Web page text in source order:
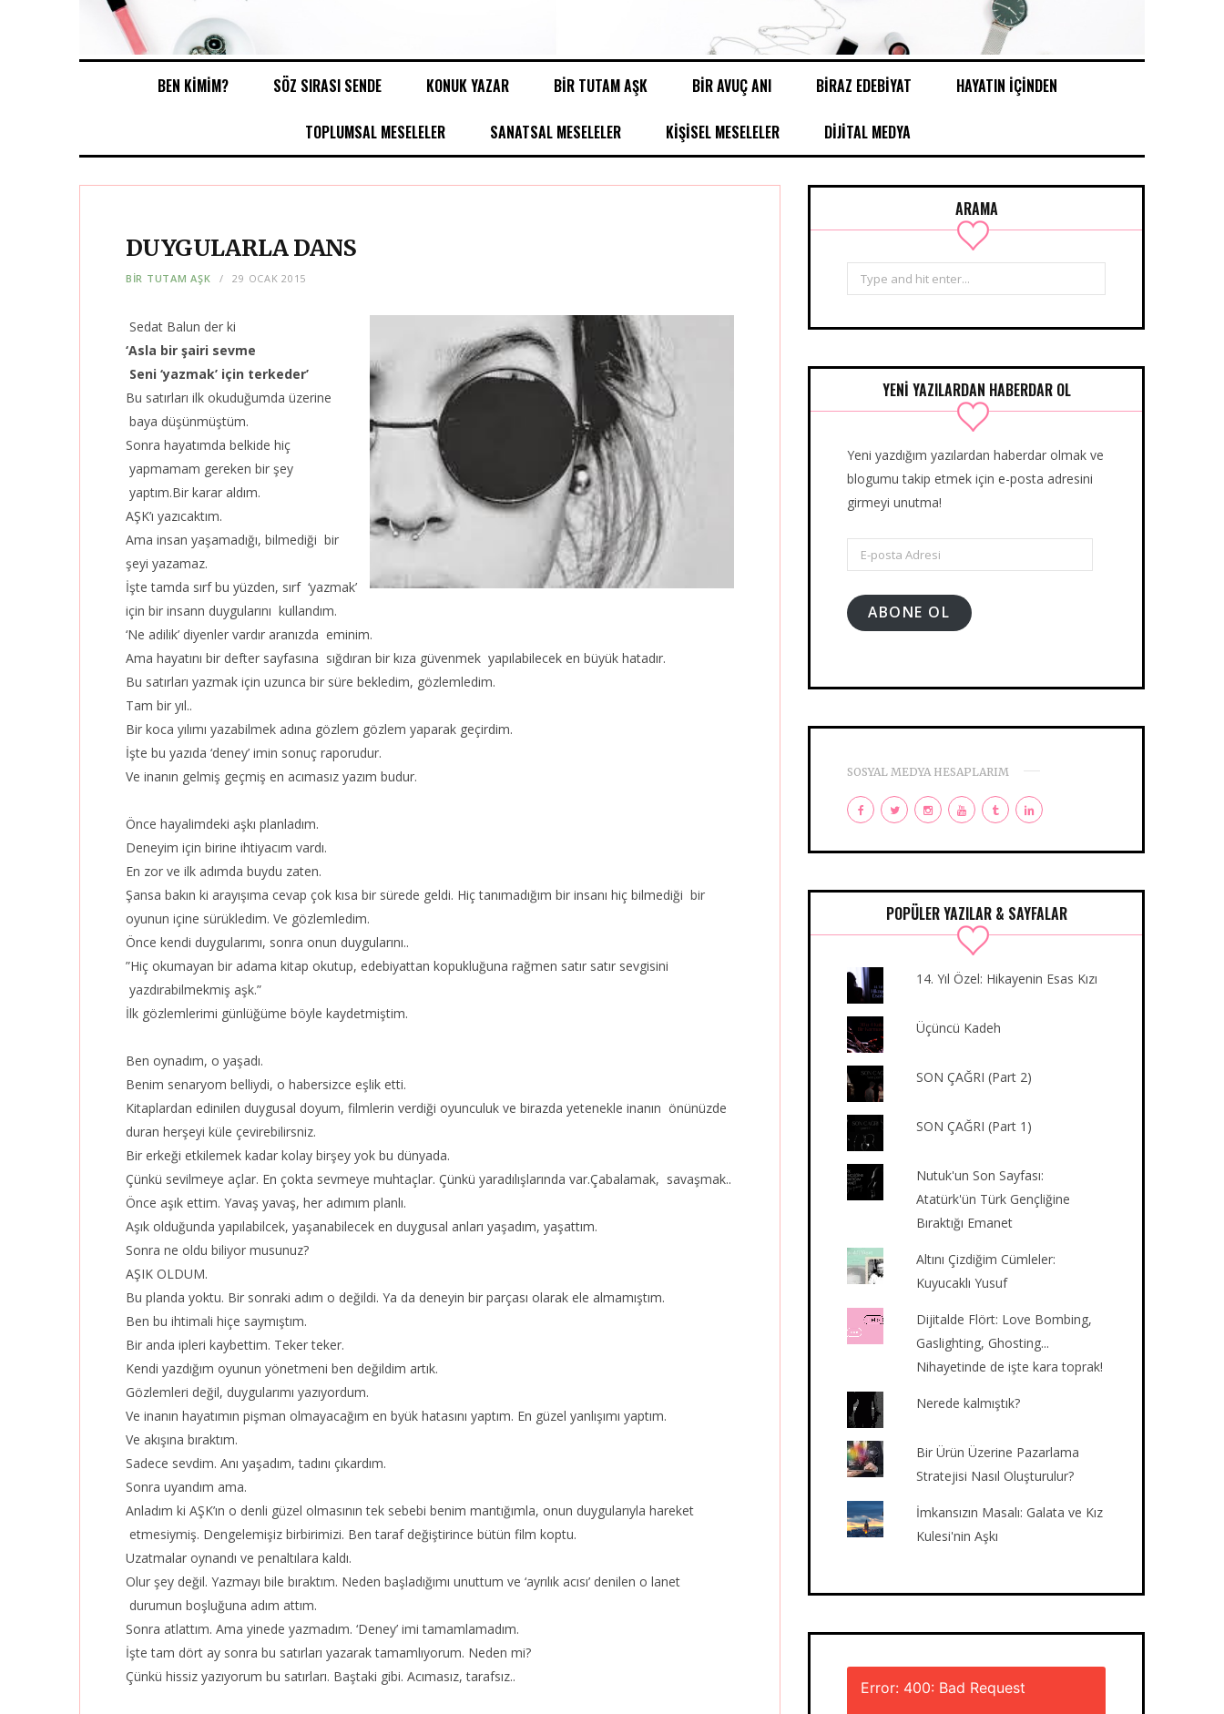
BEN KİMİM? SÖZ SIRASI SENDE KONUK YAZAR BİR TUTAM AŞK BİR AVUÇ ANI BİRAZ EDEBİYAT HAYATIN İÇİNDEN
TOPLUMSAL MESELELER SANATSAL MESELELER KİŞİSEL MESELELER DİJİTAL MEDYA
DUYGULARLA DANS
BIR TUTAM AŞK 29 OCAK 2015
Sedat Balun der ki
‘Asla bir şairi sevme
Seni ‘yazmak’ için terkeder’
Bu satırları ilk okuduğumda üzerine
baya düşünmüştüm.
Sonra hayatımda belkide hiç
yapmamam gereken bir şey
yaptım.Bir karar aldım.
AŞK’ı yazıcaktım.
Ama insan yaşamadığı, bilmediği bir
şeyi yazamaz.
İşte tamda sırf bu yüzden, sırf ‘yazmak’
için bir insann duygularını kullandım.
‘Ne adilik’ diyenler vardır aranızda eminim.
Ama hayatını bir defter sayfasına sığdıran bir kıza güvenmek yapılabilecek en büyük hatadır.
Bu satırları yazmak için uzunca bir süre bekledim, gözlemledim.
Tam bir yıl..
Bir koca yılımı yazabilmek adına gözlem gözlem yaparak geçirdim.
İşte bu yazıda ‘deney’ imin sonuç raporudur.
Ve inanın gelmiş geçmiş en acımasız yazım budur.
Önce hayalimdeki aşkı planladım.
Deneyim için birine ihtiyacım vardı.
En zor ve ilk adımda buydu zaten.
Şansa bakın ki arayışıma cevap çok kısa bir sürede geldi. Hiç tanımadığım bir insanı hiç bilmediği bir
oyunun içine sürükledim. Ve gözlemledim.
Önce kendi duygularımı, sonra onun duygularını..
”Hiç okumayan bir adama kitap okutup, edebiyattan kopukluğuna rağmen satır satır sevgisini
yazdırabilmekmiş aşk.”
İlk gözlemlerimi günlüğüme böyle kaydetmiştim.
Ben oynadım, o yaşadı.
Benim senaryom belliydi, o habersizce eşlik etti.
Kitaplardan edinilen duygusal doyum, filmlerin verdiği oyunculuk ve birazda yetenekle inanın önünüzde
duran herşeyi küle çevirebilirsniz.
Bir erkeği etkilemek kadar kolay birşey yok bu dünyada.
Çünkü sevilmeye açlar. En çokta sevmeye muhtaçlar. Çünkü yaradılışlarında var.Çabalamak, savaşmak..
Önce aşık ettim. Yavaş yavaş, her adımım planlı.
Aşık olduğunda yapılabilcek, yaşanabilecek en duygusal anları yaşadım, yaşattım.
Sonra ne oldu biliyor musunuz?
AŞIK OLDUM.
Bu planda yoktu. Bir sonraki adım o değildi. Ya da deneyin bir parçası olarak ele almamıştım.
Ben bu ihtimali hiçe saymıştım.
Bir anda ipleri kaybettim. Teker teker.
Kendi yazdığım oyunun yönetmeni ben değildim artık.
Gözlemleri değil, duygularımı yazıyordum.
Ve inanın hayatımın pişman olmayacağım en byük hatasını yaptım. En güzel yanlışımı yaptım.
Ve akışına bıraktım.
Sadece sevdim. Anı yaşadım, tadını çıkardım.
Sonra uyandım ama.
Anladım ki AŞK’ın o denli güzel olmasının tek sebebi benim mantığımla, onun duygularıyla hareket
etmesiymiş. Dengelemişiz birbirimizi. Ben taraf değiştirince bütün film koptu.
Uzatmalar oynandı ve penaltılara kaldı.
Olur şey değil. Yazmayı bile bıraktım. Neden başladığımı unuttum ve ‘ayrılık acısı’ denilen o lanet
durumun boşluğuna adım attım.
Sonra atlattım. Ama yinede yazmadım. ‘Deney’ imi tamamlamadım.
İşte tam dört ay sonra bu satırları yazarak tamamlıyorum. Neden mi?
Çünkü hissiz yazıyorum bu satırları. Baştaki gibi. Acımasız, tarafsız..
ARAMA
Search
for:
YENİ YAZILARDAN HABERDAR OL
Yeni yazdığım yazılardan haberdar olmak ve
blogumu takip etmek için e-posta adresini
girmeyi unutma!
posta
Adresi
ABONE OL
SOSYAL MEDYA HESAPLARIM
F
a
T
w
e
I
n
g
Y
o
b
e
T
u
r
L
i
d
POPÜLER YAZILAR & SAYFALAR
14. Yıl Özel: Hikayenin Esas Kızı
Üçüncü Kadeh
SON ÇAĞRI (Part 2)
SON ÇAĞRI (Part 1)
Nutuk'un Son Sayfası:
Atatürk'ün Türk Gençliğine
Bıraktığı Emanet
Altını Çizdiğim Cümleler:
Kuyucaklı Yusuf
Dijitalde Flört: Love Bombing,
Gaslighting, Ghosting...
Nihayetinde de işte kara toprak!
Nerede kalmıştık?
Bir Ürün Üzerine Pazarlama
Stratejisi Nasıl Oluşturulur?
İmkansızın Masalı: Galata ve Kız
Kulesi'nin Aşkı
Error: 400: Bad Request